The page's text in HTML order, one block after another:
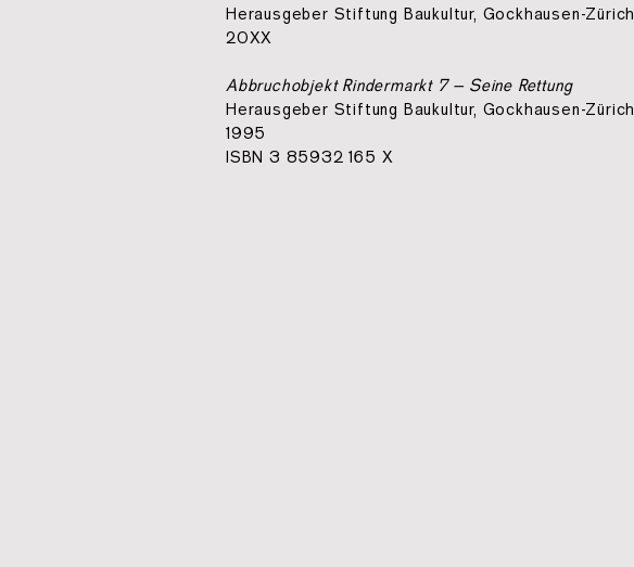
Herausgeber Stiftung Baukultur, Gockhausen-Zürich,
20XX
Abbruchobjekt Rindermarkt 7 – Seine Rettung
Herausgeber Stiftung Baukultur, Gockhausen-Zürich,
1995
ISBN 3 85932 165 X